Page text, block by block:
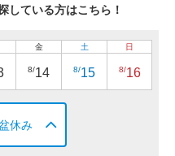
している方はこちら！
金
8/14
土
8/15
日
8/16
休み